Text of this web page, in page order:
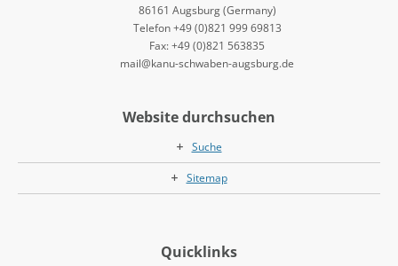
86161 Augsburg (Germany)
Telefon +49 (0)821 999 69813
Fax: +49 (0)821 563835
mail@kanu-schwaben-augsburg.de
Website durchsuchen
Suche
Sitemap
Quicklinks